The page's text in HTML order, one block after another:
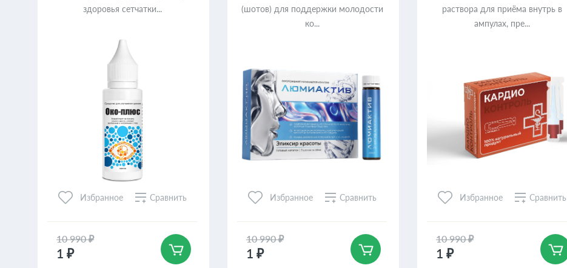
здоровья сетчатки...
Избранное Сравнить
10 990 ₽
1 ₽
(шотов) для поддержки молодости
ко...
Избранное Сравнить
10 990 ₽
1 ₽
раствора для приёма внутрь в
ампулах, пре...
Избранное Сравнить
10 990 ₽
1 ₽